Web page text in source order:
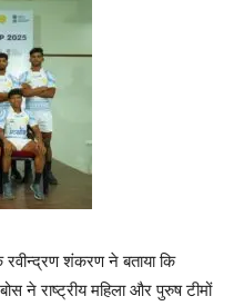
शंकरण ने बताया कि
ने राष्ट्रीय महिला और पुरुष टीमों